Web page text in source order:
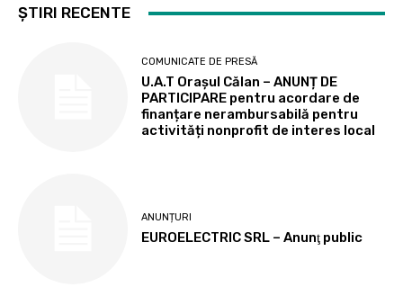
ȘTIRI RECENTE
COMUNICATE DE PRESĂ
U.A.T Orașul Călan – ANUNȚ DE
PARTICIPARE pentru acordare de
finanțare nerambursabilă pentru
activități nonprofit de interes local
ANUNȚURI
EUROELECTRIC SRL – Anunţ public